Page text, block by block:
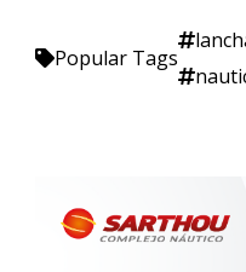
Popular Tags